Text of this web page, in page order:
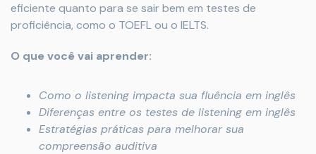
eficiente quanto para se sair bem em testes de
proficiência, como o TOEFL ou o IELTS.
O que você vai aprender:
Como o listening impacta sua fluência em inglês
Diferenças entre os testes de listening em inglês
Estratégias práticas para melhorar sua
compreensão auditiva